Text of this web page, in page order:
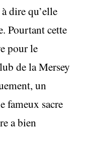
dire qu’elle
Pourtant cette
pour le
de la Mersey
un
fameux sacre
a bien